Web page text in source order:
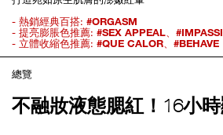
- 熱銷經典百搭: #ORGASM
- 提亮膨脹色推薦: #SEX APPEAL、
- 立體收縮色推薦: #QUE CALOR、 #BEHAVE
總覽
不融妝液態腮紅！16小